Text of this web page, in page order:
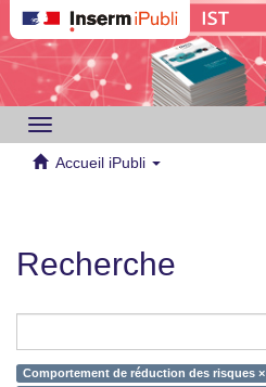
Toggle
navigation
Accueil iPubli
Recherche
Comportement de réduction des risques ×